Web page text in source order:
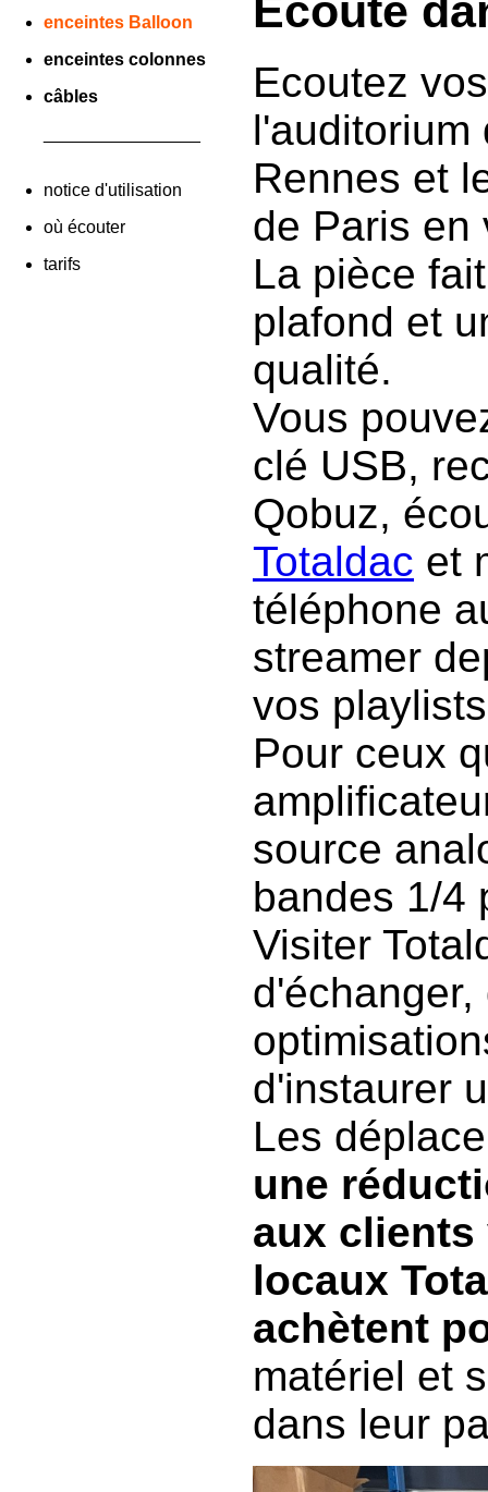
enceintes Balloon
enceintes colonnes
câbles
notice d'utilisation
où écouter
tarifs
Ecoutez
l'auditorium
Rennes et
de Paris en
La pièce
plafond et
qualité.
Vous
clé USB,
Qobuz,
Totaldac et
téléphone
streamer
vos
Pour ceux
source
bandes 1/4
Visiter
d'instaurer
Les
une
aux clients
locaux
achètent
matériel et
dans leur